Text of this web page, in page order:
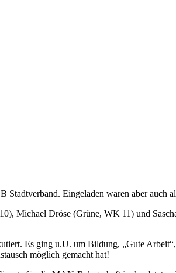
Eingeladen waren aber auch
Michael Dröse (Grüne, WK 11) und
Es ging u.U. um Bildung, „Gute
möglich gemacht hat!